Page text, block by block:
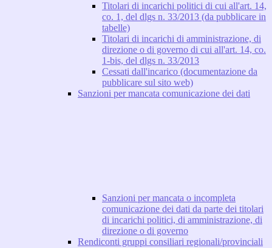
Titolari di incarichi politici di cui all'art. 14,
co. 1, del dlgs n. 33/2013 (da pubblicare in
tabelle)
Titolari di incarichi di amministrazione, di
direzione o di governo di cui all'art. 14, co.
1-bis, del dlgs n. 33/2013
Cessati dall'incarico (documentazione da
pubblicare sul sito web)
Sanzioni per mancata comunicazione dei dati
Sanzioni per mancata o incompleta
comunicazione dei dati da parte dei titolari
di incarichi politici, di amministrazione, di
direzione o di governo
Rendiconti gruppi consiliari regionali/provinciali